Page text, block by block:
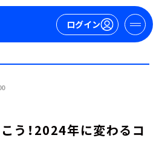
ログイン
う！2024年に変わるコ